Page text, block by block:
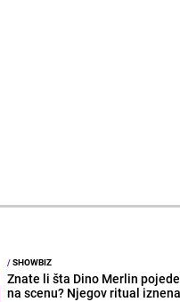
/SHOWBIZ
Znate li šta Dino Merlin
na scenu? Njegov ritual